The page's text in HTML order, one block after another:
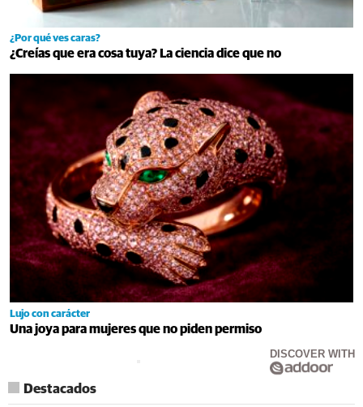
¿Por qué ves caras?
¿Creías que era cosa tuya? La ciencia dice que no
Lujo con carácter
Una joya para mujeres que no piden permiso
DISCOVER WITH
Destacados